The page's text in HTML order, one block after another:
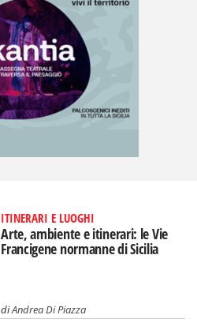
ITINERARI E LUOGHI
Arte, ambiente e itinerari: le Vie
Francigene normanne di Sicilia
diAndrea Di Piazza